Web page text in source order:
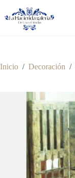
contenido
Inicio / Decoración /